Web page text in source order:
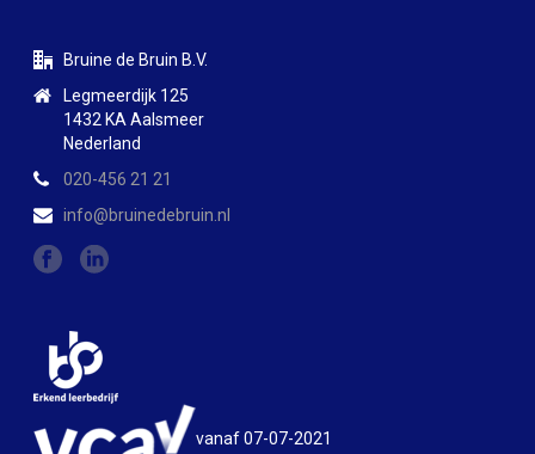
Bruine de Bruin B.V.
Legmeerdijk 125
1432 KA Aalsmeer
Nederland
020-456 21 21
info@bruinedebruin.nl
vanaf 07-07-2021